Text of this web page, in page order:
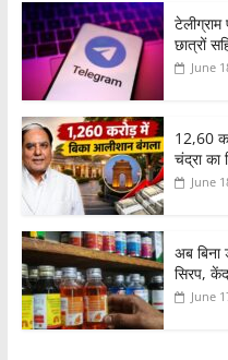
छात्रों
June
12,60
चंद्रा का
June
अब बिना
सिरप,
June